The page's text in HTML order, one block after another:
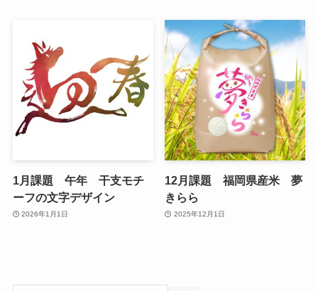
1月課題 午年 干支モチ
ーフの文字デザイン
2026年1月1日
12月課題 福岡県産米 夢
きらら
2025年12月1日